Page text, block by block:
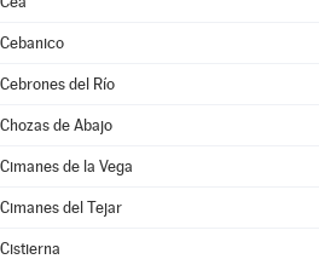
Cebanico
Cebrones del Río
Chozas de Abajo
Cimanes de la Vega
Cimanes del Tejar
Cistierna